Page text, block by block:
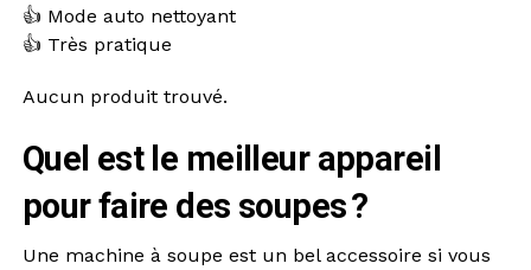
👍 Mode auto nettoyant
👍 Très pratique
Aucun produit trouvé.
Quel est le meilleur appareil
pour faire des soupes ?
Une machine à soupe est un bel accessoire si vous